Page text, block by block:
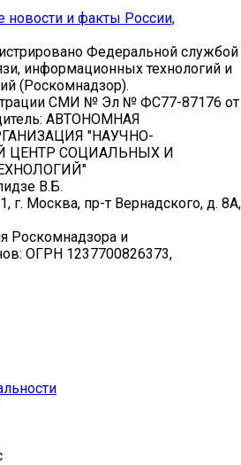
Федеральной службой
информационных технологий и
(Роскомнадзор).
СМИ № Эл № ФС77-87176 от
АВТОНОМНАЯ
"НАУЧНО-
ЦЕНТР СОЦИАЛЬНЫХ И
В.Б.
г. Москва, пр-т Вернадского, д. 8А,
Роскомнадзора и
ОГРН 1237700826373,